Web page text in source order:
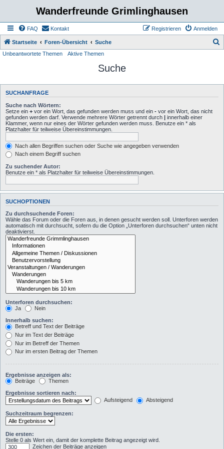
Wanderfreunde Grimlinghausen
FAQ Kontakt Anmelden
Registrieren
Startseite Foren-Übersicht Suche
Unbeantwortete Themen Aktive Themen
Suche
SUCHANFRAGE
Suche nach Wörtern:
Setze ein + vor ein Wort, das gefunden werden muss und ein - vor ein Wort, das nicht
gefunden werden darf. Verwende mehrere Wörter getrennt durch | innerhalb einer
Klammer, wenn nur eines der Wörter gefunden werden muss. Benutze ein * als
Platzhalter für teilweise Übereinstimmungen.
Nach allen Begriffen suchen oder Suche wie angegeben verwenden
Nach einem Begriff suchen
Zu suchender Autor:
Benutze ein * als Platzhalter für teilweise Übereinstimmungen.
SUCHOPTIONEN
Zu durchsuchende Foren:
Wähle das Forum oder die Foren aus, in denen gesucht werden soll. Unterforen werden
automatisch mit durchsucht, sofern du die Option „Unterforen durchsuchen“ unten nicht
deaktivierst.
Unterforen durchsuchen:
Ja
Nein
Innerhalb suchen:
Betreff und Text der Beiträge
Nur im Text der Beiträge
Nur im Betreff der Themen
Nur im ersten Beitrag der Themen
Ergebnisse anzeigen als:
Beiträge
Themen
Ergebnisse sortieren nach:
Aufsteigend
Absteigend
Suchzeitraum begrenzen:
Die ersten:
Stelle 0 als Wert ein, damit der komplette Beitrag angezeigt wird.
Zeichen der Beiträge anzeigen